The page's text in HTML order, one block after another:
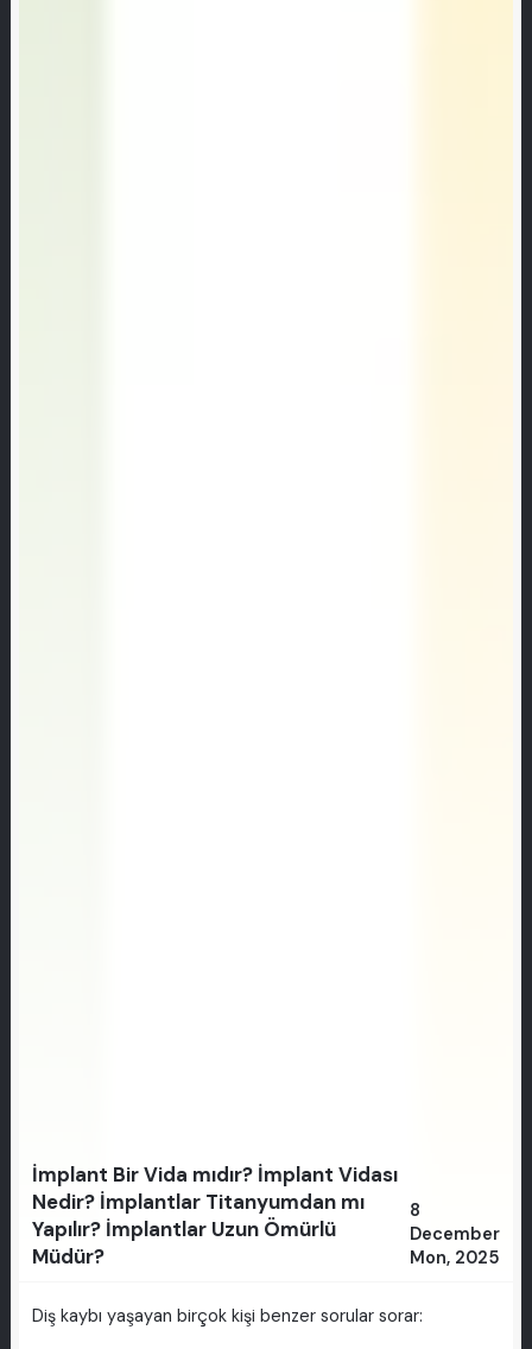
İmplant Bir Vida mıdır? İmplant Vidası
Nedir? İmplantlar Titanyumdan mı
Yapılır? İmplantlar Uzun Ömürlü
Müdür?
8
December
Mon, 2025
Diş kaybı yaşayan birçok kişi benzer sorular sorar: